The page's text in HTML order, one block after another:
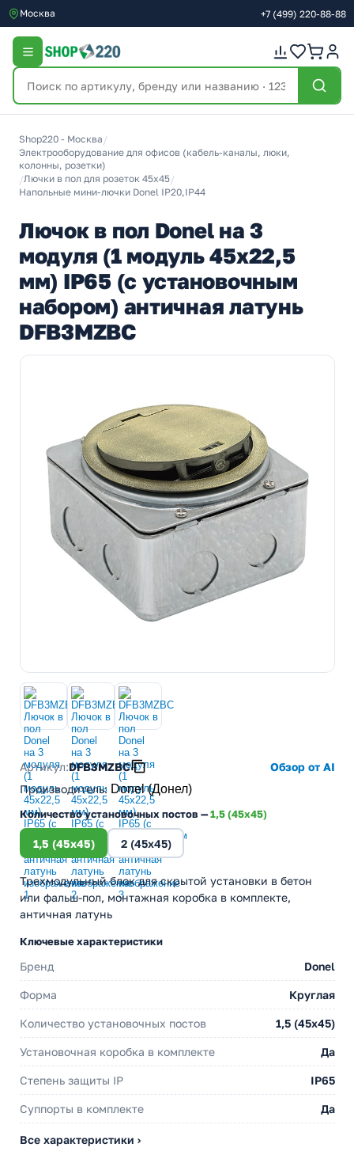
Москва +7 (499) 220-88-88
Shop220 - Москва /
Электрооборудование для офисов (кабель-каналы, люки,
колонны, розетки)
/Лючки в пол для розеток 45х45/
Напольные мини-лючки Donel IP20,IP44
Лючок в пол Donel на 3
модуля (1 модуль 45х22,5
мм) IP65 (с установочным
набором) античная латунь
DFB3MZBC
Артикул:DFB3MZBC
Обзор от AI
Производитель: Donel (Донел)
Количество установочных постов —1,5 (45х45)
1,5 (45х45) 2 (45х45)
Трехмодульный блок для скрытой установки в бетон
или фальш-пол, монтажная коробка в комплекте,
античная латунь
Ключевые характеристики
Бренд Donel
Форма Круглая
Количество установочных постов 1,5 (45х45)
Установочная коробка в комплекте Да
Степень защиты IP IP65
Суппорты в комплекте Да
Все характеристики ›